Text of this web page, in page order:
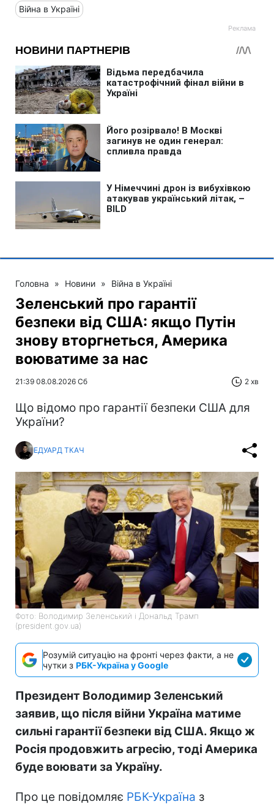
Війна в Україні
Головна » Новини » Війна в Україні
Зеленський про гарантії
безпеки від США: якщо Путін
знову вторгнеться, Америка
воюватиме за нас
21:39 08.08.2026 Сб 2 хв
Що відомо про гарантії безпеки США для
України?
ЕДУАРД ТКАЧ
Фото: Володимир Зеленський і Дональд Трамп
(president.gov.ua)
Розумій ситуацію на фронті через факти, а не
чутки з РБК-Україна у Google
Президент Володимир Зеленський
заявив, що після війни Україна матиме
сильні гарантії безпеки від США. Якщо ж
Росія продовжить агресію, тоді Америка
буде воювати за Україну.
Про це повідомляє РБК-Україна з